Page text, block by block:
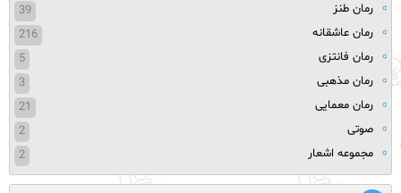
رمان طنز
39
رمان عاشقانه
216
رمان فانتزی
5
رمان مذهبی
3
رمان معمایی
21
صوتی
2
مجموعه اشعار
2